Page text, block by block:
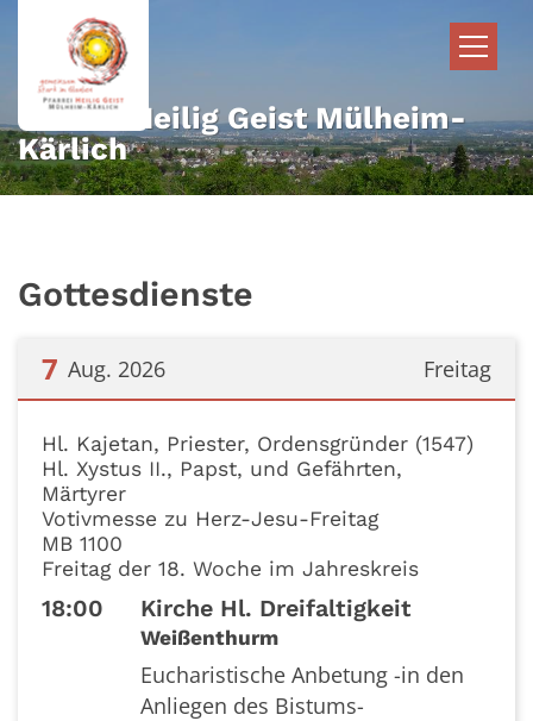
Zum Inhalt springen
Pfarrei Heilig Geist Mülheim-
Kärlich
Gottesdienste
Freitag
7 Aug. 2026
Hl. Kajetan, Priester, Ordensgründer (1547)
Hl. Xystus II., Papst, und Gefährten,
Märtyrer
Votivmesse zu Herz-Jesu-Freitag
MB 1100
Freitag der 18. Woche im Jahreskreis
18:00 Kirche Hl. Dreifaltigkeit
Weißenthurm
Eucharistische Anbetung -in den
Anliegen des Bistums-